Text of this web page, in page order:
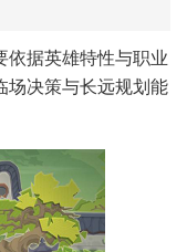
依据英雄特性与职业
场决策与长远规划能